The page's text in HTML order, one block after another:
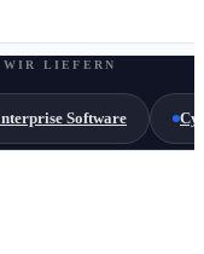
LIEFERN
Software